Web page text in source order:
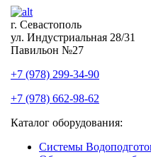
г. Севастополь
ул. Индустриальная 28/31
Павильон №27
+7 (978) 299-34-90
+7 (978) 662-98-62
Каталог оборудования:
Системы